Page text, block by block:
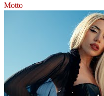
Motto